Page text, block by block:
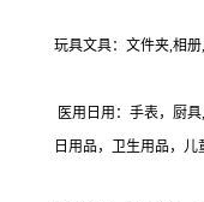
玩具文具：文件夹,相
医用日用：手表，厨
日用品，卫生用品，